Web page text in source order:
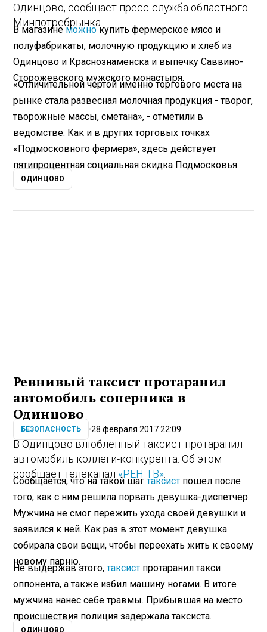
Одинцово, сообщает пресс-служба областного
Минпотребрынка.
В магазинеможнокупить фермерское мясо и
полуфабрикаты, молочную продукцию и хлеб из
Одинцово и Краснознаменска и выпечку Саввино-
Сторожевского мужского монастыря.
«Отличительной чертой именно торгового места на
рынке стала развесная молочная продукция - творог,
творожные массы, сметана», - отметили в
ведомстве. Как и в других торговых точках
«Подмосковного фермера», здесь действует
пятипроцентная социальная скидка Подмосковья.
ОДИНЦОВО
Ревнивый таксист протаранил
автомобиль соперника в
Одинцово
БЕЗОПАСНОСТЬ 28 февраля 2017 22:09
В Одинцово влюбленный таксист протаранил
автомобиль коллеги-конкурента. Об этом
сообщает телеканал «РЕН ТВ».
Сообщается, что на такой шагтаксист пошел после
того, как с ним решила порвать девушка-диспетчер.
Мужчина не смог пережить ухода своей девушки и
заявился к ней. Как раз в этот момент девушка
собирала свои вещи, чтобы переехать жить к своему
новому парню.
Не выдержав этого,таксист протаранил такси
оппонента, а также избил машину ногами. В итоге
мужчина нанес себе травмы. Прибывшая на место
происшествия полиция задержала таксиста.
ОДИНЦОВО